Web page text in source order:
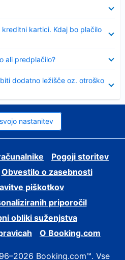
kartici. Kdaj bo plačilo
ali predplačilo?
dodatno ležišče oz. otroško
nastanitev
Pogoji storitev
Obvestilo o zasebnosti
piškotkov
priporočil
obliki suženjstva
O Booking.com
Booking.com™. Vse